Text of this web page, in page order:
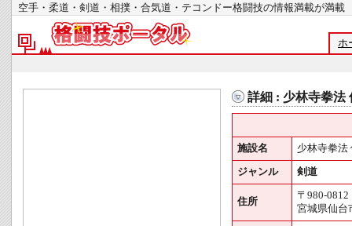
空手・柔道・剣道・相撲・合気道・テコンドー格闘技の情報満載が
ホ
詳細 : 少林寺拳法
施設名 少林寺拳法
ジャンル 剣道
住所
〒980-0812
宮城県仙台